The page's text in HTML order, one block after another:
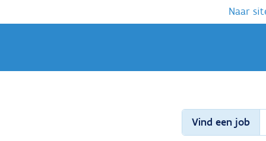
Naar
Vind een job